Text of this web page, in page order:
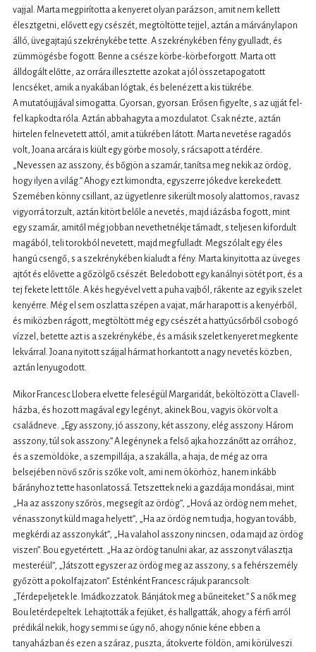
vajjal. Marta megpirította a kenyeret olyan parázson, amit nem kellett
élesztgetni, elővett egy csészét, megtöltötte tejjel, aztán a márványlapon
álló, üvegajtajú szekrénykébe tette. A szekrénykében fény gyulladt, és
zümmögésbe fogott. Benne a csésze körbe-körbeforgott. Marta ott
álldogált előtte, az orrára illesztette azokat a jól összetapogatott
lencséket, amik a nyakában lógtak, és belenézett a kis tükrébe.
A mutatóujjával simogatta. Gyorsan, gyorsan. Erősen figyelte, s az ujját fel-
fel kapkodta róla. Aztán abbahagyta a mozdulatot. Csak nézte, aztán
hirtelen felnevetett attól, amit a tükrében látott. Marta nevetése ragadós
volt, Joana arcára is kiült egy görbe mosoly, s rácsapott a térdére.
„Nevessen az asszony, és bőgjön a szamár, tanítsa meg nekik az ördög,
hogy ilyen a világ.” Ahogy ezt kimondta, egyszerre jókedve kerekedett.
Szemében könny csillant, az ügyetlenre sikerült mosoly alattomos, ravasz
vigyorrá torzult, aztán kitört belőle a nevetés, majd iázásba fogott, mint
egy szamár, amitől még jobban nevethetnékje támadt, s teljesen kifordult
magából, teli torokból nevetett, majd megfulladt. Megszólalt egy éles
hangú csengő, s a szekrénykében kialudt a fény. Marta kinyitotta az üveges
ajtót és elővette a gőzölgő csészét. Beledobott egy kanálnyi sötét port, és a
tej fekete lett tőle. A kés hegyével vett a puha vajból, rákente az egyik szelet
kenyérre. Még el sem oszlatta szépen a vajat, már harapott is a kenyérből,
és miközben rágott, megtöltött még egy csészét a hattyúcsőrből csobogó
vízzel, betette azt is a szekrénykébe, és a másik szelet kenyeret megkente
lekvárral. Joana nyitott szájjal hármat horkantott a nagy nevetés közben,
aztán lenyugodott.
Mikor Francesc Llobera elvette feleségül Margaridát, beköltözött a Clavell-
házba, és hozott magával egy legényt, akinek Bou, vagyis ökör volt a
családneve. „Egy asszony, jó asszony, két asszony, elég asszony. Három
asszony, túl sok asszony.” A legénynek a felső ajka hozzánőtt az orrához,
és a szemöldöke, a szempillája, a szakálla, a haja, de még az orra
belsejében növő szőr is szőke volt, ami nem ökörhöz, hanem inkább
bárányhoz tette hasonlatossá. Tetszettek neki a gazdája mondásai, mint
„Ha az asszony szőrös, megsegít az ördög”, „Hová az ördög nem mehet,
vénasszonyt küld maga helyett”, „Ha az ördög nem tudja, hogyan tovább,
megkérdi az asszonykát”, „Ha valahol asszony nincsen, oda majd az ördög
viszen”. Bou egyetértett. „Ha az ördög tanulni akar, az asszonyt választja
mesteréül”, „Játszott egyszer az ördög meg az asszony, s a fehérszemély
győzött a pokolfajzaton”. Esténként Francesc rájuk parancsolt:
„Térdepeljetek le. Imádkozzatok. Bánjátok meg a bűneiteket.” S a nők meg
Bou letérdepeltek. Lehajtották a fejüket, és hallgatták, ahogy a férfi arról
prédikál nekik, hogy semmi se úgy nő, ahogy nőnie kéne ebben a
tanyaházban és ezen a száraz, puszta, átokverte földön, ami körülveszi.